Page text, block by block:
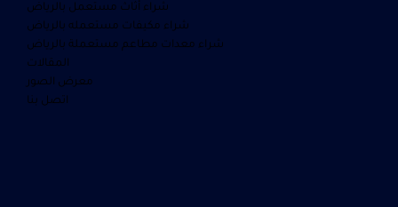
شراء أثاث مستعمل بالرياض
شراء مكيفات مستعمله بالرياض
شراء معدات مطاعم مستعملة بالرياض
المقالات
معرض الصور
اتصل بنا